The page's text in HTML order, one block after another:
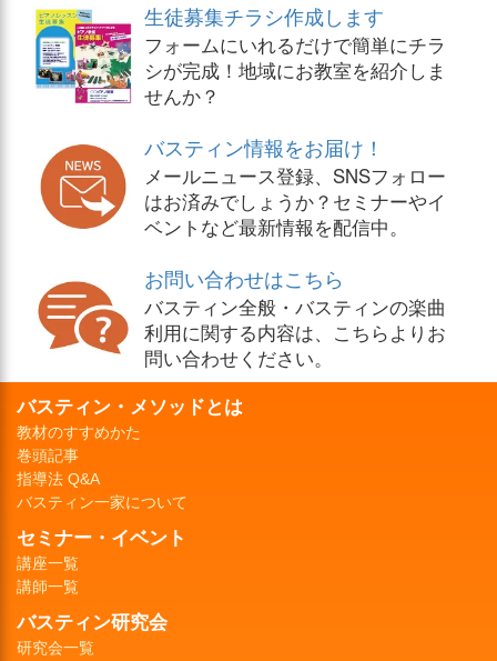
生徒募集チラシ作成します
フォームにいれるだけで簡単にチラ
シが完成！地域にお教室を紹介しま
せんか？
バスティン情報をお届け！
メールニュース登録、SNSフォロー
はお済みでしょうか？セミナーやイ
ベントなど最新情報を配信中。
お問い合わせはこちら
バスティン全般・バスティンの楽曲
利用に関する内容は、こちらよりお
問い合わせください。
バスティン・メソッドとは
教材のすすめかた
巻頭記事
指導法 Q&A
バスティン一家について
セミナー・イベント
講座一覧
講師一覧
バスティン研究会
研究会一覧